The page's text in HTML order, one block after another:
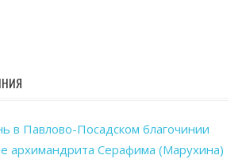
в Павлово-Посадском благочинии
архимандрита Серафима (Марухина)